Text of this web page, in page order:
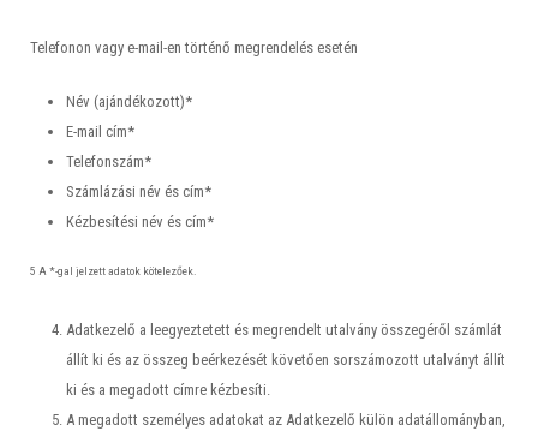
Telefonon vagy e-mail-en történő megrendelés esetén
Név (ajándékozott)*
E-mail cím*
Telefonszám*
Számlázási név és cím*
Kézbesítési név és cím*
5 A *-gal jelzett adatok kötelezőek.
Adatkezelő a leegyeztetett és megrendelt utalvány összegéről számlát
állít ki és az összeg beérkezését követően sorszámozott utalványt állít
ki és a megadott címre kézbesíti.
A megadott személyes adatokat az Adatkezelő külön adatállományban,